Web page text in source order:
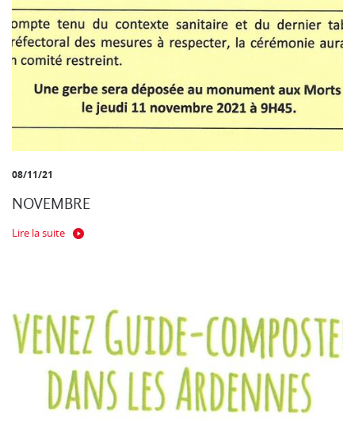
08/11/21
NOVEMBRE
Lire la suite